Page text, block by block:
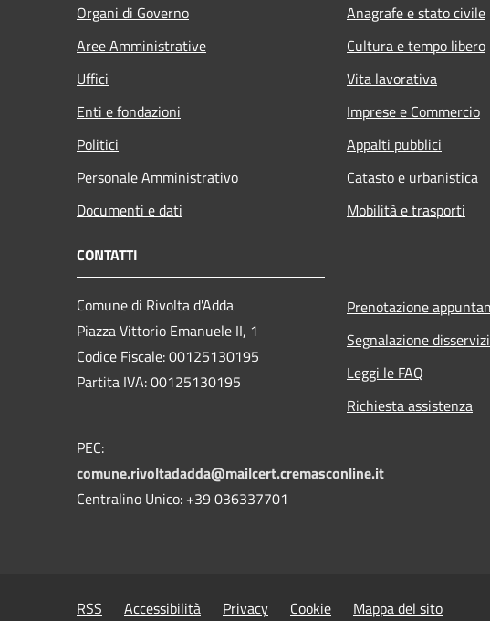
Organi di Governo
Aree Amministrative
Uffici
Enti e fondazioni
Politici
Personale Amministrativo
Documenti e dati
Anagrafe e stato civile
Cultura e tempo libero
Vita lavorativa
Imprese e Commercio
Appalti pubblici
Catasto e urbanistica
Mobilità e trasporti
CONTATTI
Comune di Rivolta d'Adda
Piazza Vittorio Emanuele II, 1
Codice Fiscale: 00125130195
Partita IVA: 00125130195
PEC:
comune.rivoltadadda@mailcert.cremasconline.it
Centralino Unico: +39 036337701
Prenotazione
Segnalazione
Leggi le FAQ
Richiesta assistenza
RSS Accessibilità Privacy Cookie Mappa del sito